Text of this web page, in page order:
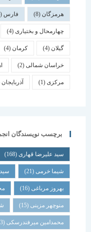
هرمزگان(8) فارس
چهارمحال و بختیاری (4)
کرمان یزد
خراسان شمالی(2) اهواز
(1) آذربایجان غربی(1)
برچسب نویسندگان انجمن
سید علیرضا قهاری(168)
شیما خرمی(21) سید هادی
بهروز مرباغی (16) محمد
منوچهر مزینی(15) شهریار
محمدامین میرفندرسکی(13)